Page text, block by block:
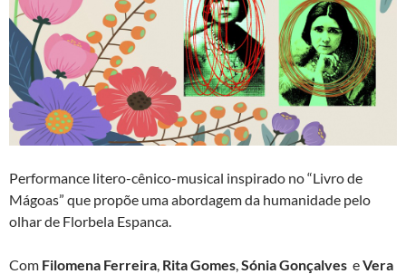
Performance litero-cênico-musical inspirado no “Livro de
Mágoas” que propõe uma abordagem da humanidade pelo
olhar de Florbela Espanca.
Com Filomena Ferreira Rita Gomes Sónia Gonçalves eVera